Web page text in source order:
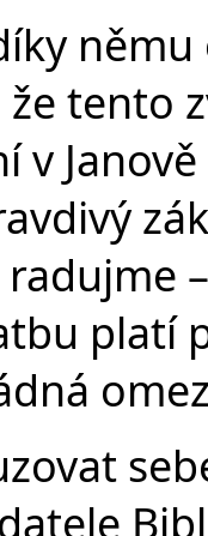
tento
v
platí